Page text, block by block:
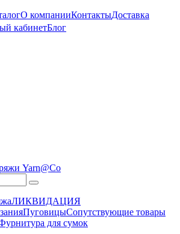
О компанииКонтактыДоставка
кабинетБлог
Yarn@Co
ЛИКВИДАЦИЯ
ПуговицыСопутствующие товары
для сумок